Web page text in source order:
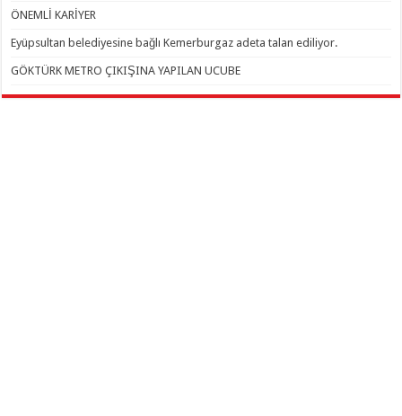
ÖNEMLİ KARİYER
Eyüpsultan belediyesine bağlı Kemerburgaz adeta talan ediliyor.
GÖKTÜRK METRO ÇIKIŞINA YAPILAN UCUBE